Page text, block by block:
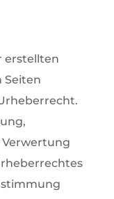
erstellten
Seiten